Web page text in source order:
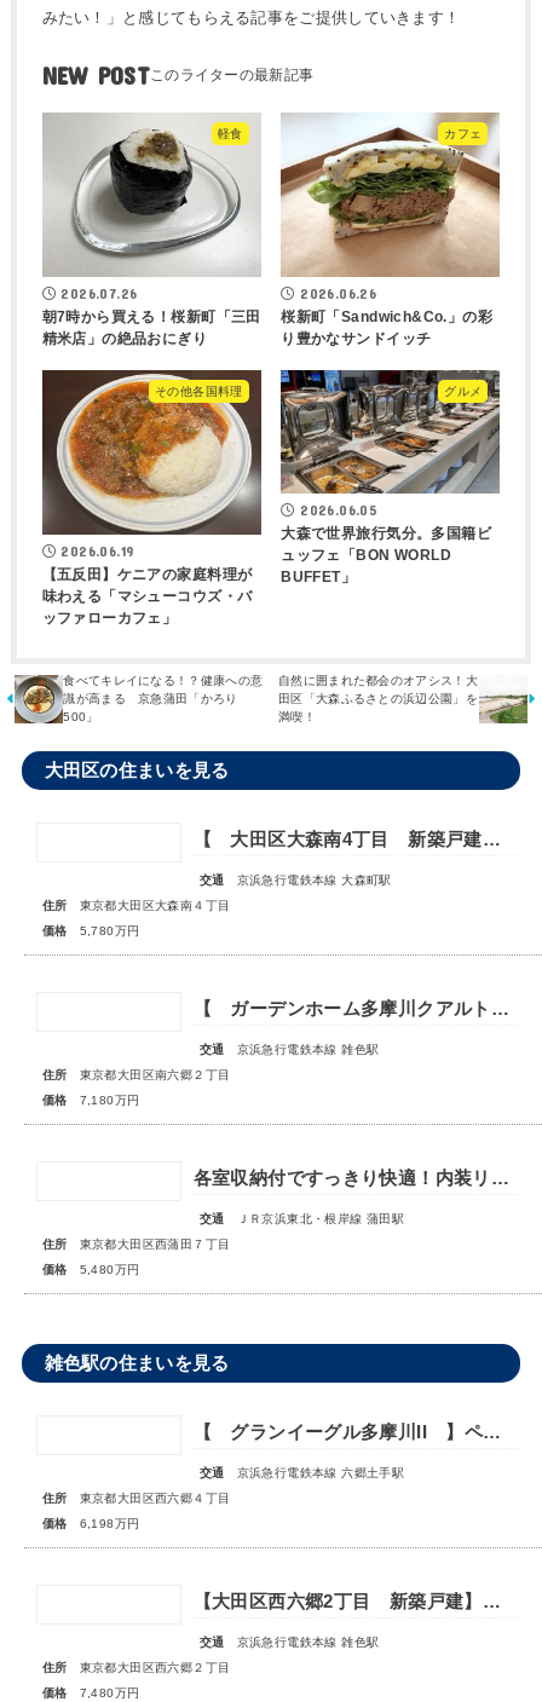
みたい！」と感じてもらえる記事をご提供していきます！
NEW POST
軽食
2026.07.26
朝7時から買える！桜新町「三田
精米店」の絶品おにぎり
カフェ
2026.06.26
桜新町「Sandwich&Co.」の彩
り豊かなサンドイッチ
その他各国料理
2026.06.19
【五反田】ケニアの家庭料理が
味わえる「マシューコウズ・バ
ッファローカフェ」
グルメ
2026.06.05
大森で世界旅行気分。多国籍ビ
ュッフェ「BON WORLD
BUFFET」
食べてキレイになる！？健康への意
識が高まる 京急蒲田「かろり
500」
自然に囲まれた都会のオアシス！大
田区「大森ふるさとの浜辺公園」を
満喫！
大田区の住まいを見る
【 大田区大森南4丁目 新築戸建 】―家族の笑顔溢れる邸宅―
交通
京浜急行電鉄本線 大森町駅
住所
東京都大田区大森南４丁目
価格
5,780万円
【 ガーデンホーム多摩川クアルト 】最上階・南向き！利便性の高いお住まい
交通
京浜急行電鉄本線 雑色駅
住所
東京都大田区南六郷２丁目
価格
7,180万円
各室収納付ですっきり快適！内装リニューアル【ライオンズマンション西蒲田】
交通
ＪＲ京浜東北・根岸線 蒲田駅
住所
東京都大田区西蒲田７丁目
価格
5,480万円
雑色駅の住まいを見る
【 グランイーグル多摩川II 】ペット可♪全居室に光が差し込む南東角住戸
交通
京浜急行電鉄本線 六郷土手駅
住所
東京都大田区西六郷４丁目
価格
6,198万円
【大田区西六郷2丁目 新築戸建】設備充実♪～快適な住空間～
交通
京浜急行電鉄本線 雑色駅
住所
東京都大田区西六郷２丁目
価格
7,480万円